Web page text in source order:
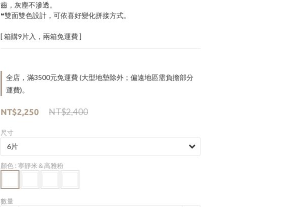
齒，灰塵不滲透。
❝雙面雙色設計，可依喜好變化拼接方式。
[ 箱購9片入，兩箱免運費 ]
全店，滿3500元免運費 (大型地墊除外；偏遠地區需負擔部分
運費)。
NT$2,400
NT$2,250
尺寸
顏色 : 寧靜米＆高雅粉
數量